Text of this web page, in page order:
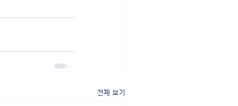
전체 보기